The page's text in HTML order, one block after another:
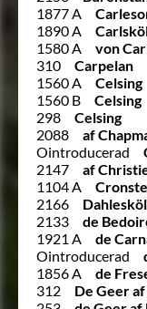
1877 A
1890 A
1580 A
von
310
Carpelan
1560 A
Celsing
1560 B
Celsing
298
Celsing
2088
af
Ointroducerad
2147
af
1104 A
2166
2133
de
1921 A
de
Ointroducerad
1856 A
de
312
De Geer